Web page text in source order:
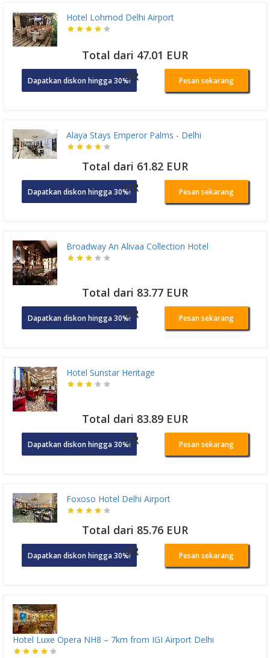
Hotel Lohmod Delhi Airport
Total dari 47.01 EUR
Dapatkan diskon hingga 30%!OR Pesan sekarang
Alaya Stays Emperor Palms - Delhi
Total dari 61.82 EUR
Dapatkan diskon hingga 30%!OR Pesan sekarang
Broadway An Alivaa Collection Hotel
Total dari 83.77 EUR
Dapatkan diskon hingga 30%!OR Pesan sekarang
Hotel Sunstar Heritage
Total dari 83.89 EUR
Dapatkan diskon hingga 30%!OR Pesan sekarang
Foxoso Hotel Delhi Airport
Total dari 85.76 EUR
Dapatkan diskon hingga 30%!OR Pesan sekarang
Hotel Luxe Opera NH8 – 7km from IGI Airport Delhi